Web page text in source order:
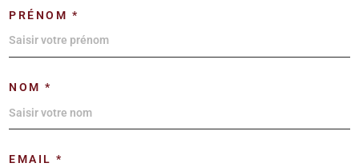
PRÉNOM *
NOM *
EMAIL *